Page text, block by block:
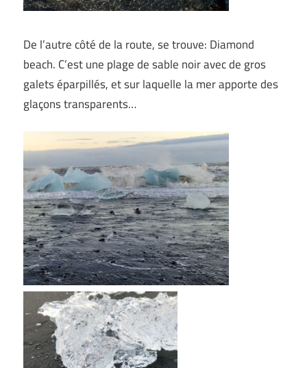
De l’autre côté de la route, se trouve: Diamond
beach. C’est une plage de sable noir avec de gros
galets éparpillés, et sur laquelle la mer apporte des
glaçons transparents…